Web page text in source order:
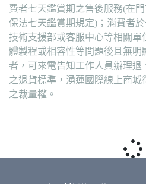
費者七天鑑賞期之售後服務(在
保法七天鑑賞期規定)；消費者
技術支援部或客服中心等相關
體製程或相容性等問題後且無
者，可來電告知工作人員辦理退
之退貨標準，湧蓮國際線上商
之裁量權。